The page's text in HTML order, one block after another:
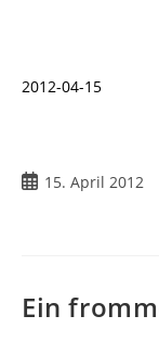
2012-04-15
Beitrag15. April 2012
Ein